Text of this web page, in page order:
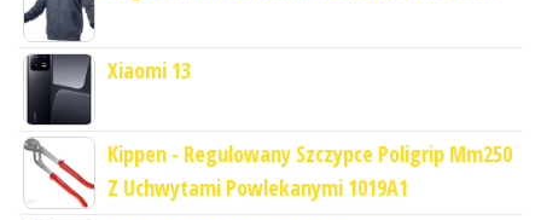
Xiaomi 13
Kippen - Regulowany Szczypce Poligrip Mm250
Z Uchwytami Powlekanymi 1019A1